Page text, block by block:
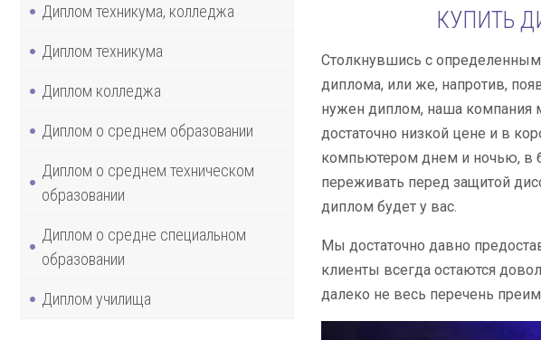
Диплом техникума, колледжа
Диплом техникума
Диплом колледжа
Диплом о среднем образовании
Диплом о среднем техническом
образовании
Диплом о средне специальном
образовании
Диплом училища
КУПИТЬ
Столкнувшись с
диплома, или же, напротив,
нужен диплом, наша компания
достаточно низкой цене и в
компьютером днем и ночью, в
переживать перед защитой
диплом будет у вас.
Мы достаточно давно
клиенты всегда остаются
далеко не весь перечень